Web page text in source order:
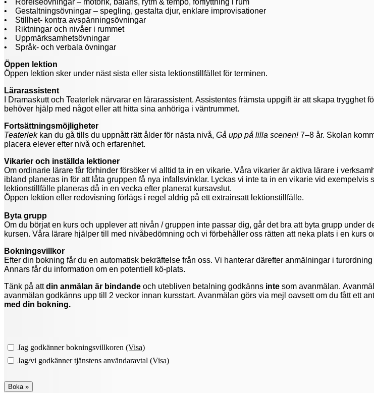
• Gestaltningsövningar – spegling, gestalta djur, enklare improvisationer
• Stillhet- kontra avspänningsövningar
• Riktningar och nivåer i rummet
• Uppmärksamhetsövningar
• Språk- och verbala övningar
Öppen lektion
Öppen lektion sker under näst sista eller sista lektionstillfället för terminen.
Lärarassistent
I Dramaskutt och Teaterlek närvarar en lärarassistent. Assistentes främsta uppgift är att skapa
behöver hjälp med något eller att hitta sina anhöriga i väntrummet.
Fortsättningsmöjligheter
Teaterlek kan du gå tills du uppnått rätt ålder för nästa nivå, Gå upp på lilla scenen!7–8 år. Skolan
placera elever efter nivå och erfarenhet.
Vikarier och inställda lektioner
Om ordinarie lärare får förhinder försöker vi alltid ta in en vikarie. Våra vikarier är aktiva lärare i
ibland planeras in för att låta gruppen få nya infallsvinklar. Lyckas vi inte ta in en vikarie vid
lektionstillfälle planeras då in en vecka efter planerat kursavslut.
Öppen lektion eller redovisning förlägs i regel aldrig på ett extrainsatt lektionstillfälle.
Byta grupp
Om du börjat en kurs och upplever att nivån / gruppen inte passar dig, går det bra att byta grupp
kursen. Våra lärare hjälper till med nivåbedömning och vi förbehåller oss rätten att neka plats i en kurs
Bokningsvillkor
Efter din bokning får du en automatisk bekräftelse från oss. Vi hanterar därefter anmälningar i
Annars får du information om en potentiell kö-plats.
Tänk på attdin anmälan är bindande och utebliven betalning godkänns inte som avanmälan.
avanmälan godkänns upp till 2 veckor innan kursstart. Avanmälan görs via mejl oavsett om du fått ett
med din bokning.
Jag godkänner bokningsvillkoren (Visa)
Jag/vi godkänner tjänstens användaravtal (Visa)